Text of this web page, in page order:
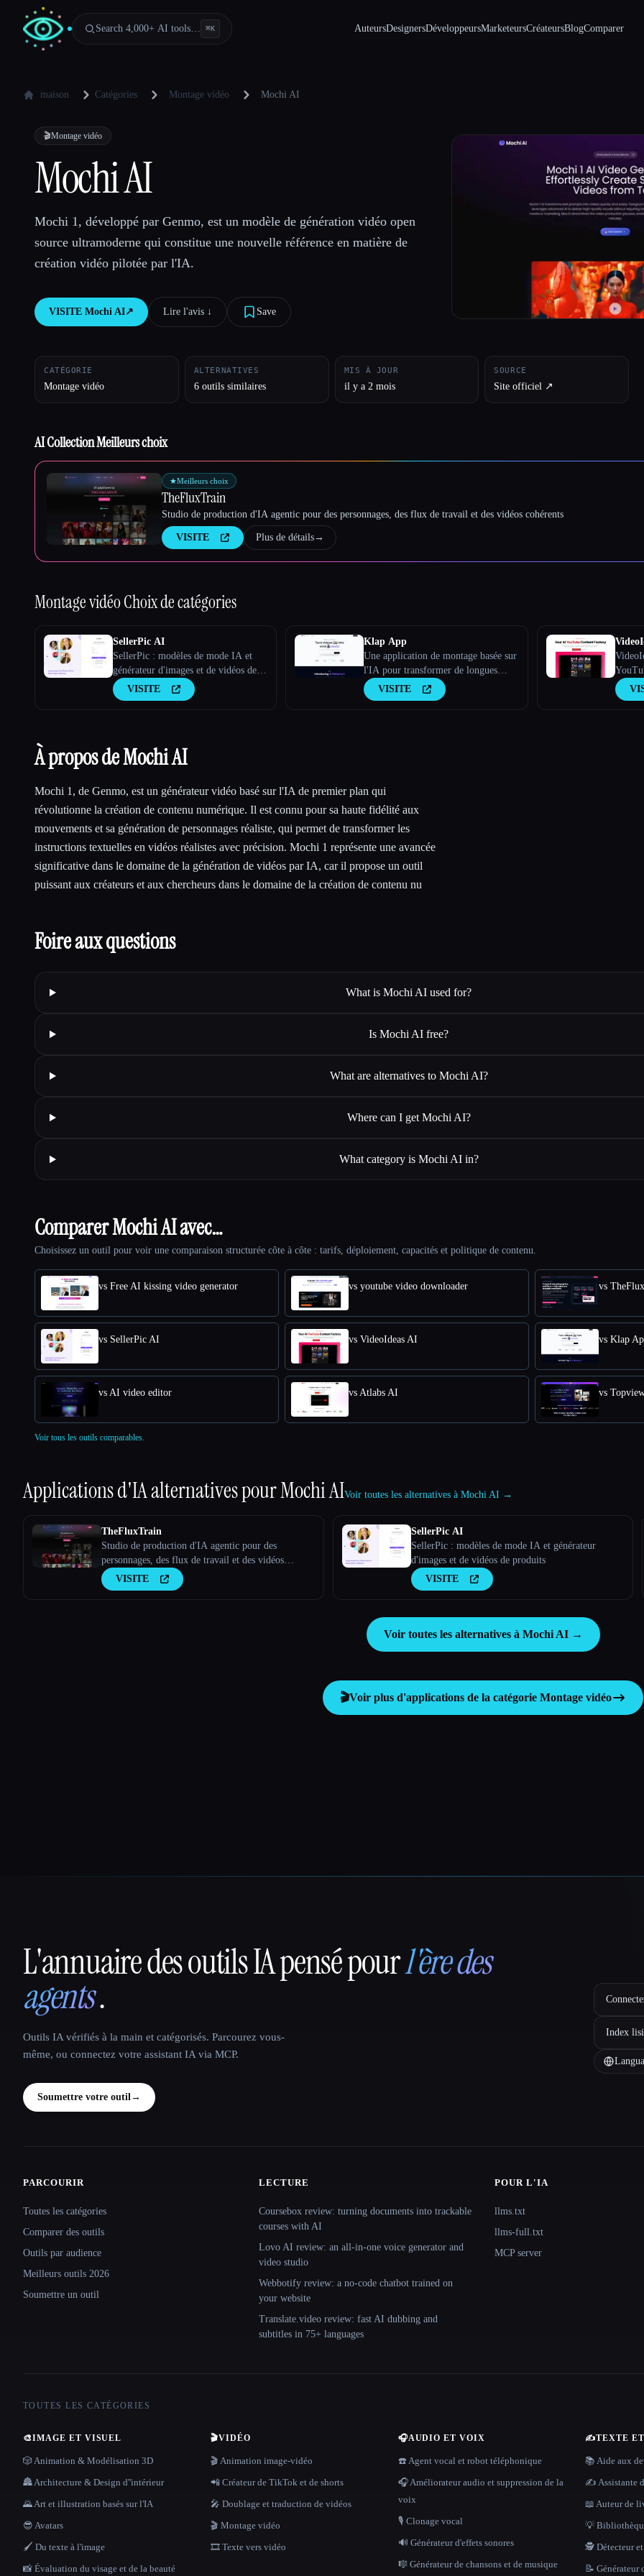
Search 4,000+ AI tools… ⌘K AuteursDesignersDéveloppeursMarketeursCréateursBlogComparer
maison Catégories Montage vidéo Mochi AI
🎬Montage vidéo
Mochi AI
Mochi 1, développé par Genmo, est un modèle de génération vidéo open
source ultramoderne qui constitue une nouvelle référence en matière de
création vidéo pilotée par l'IA.
VISITE Mochi AI↗︎ Lire l'avis ↓︎ Save
CATÉGORIE
Montage vidéo
ALTERNATIVES
6 outils similaires
MIS À JOUR
il y a 2 mois
SOURCE
Site officiel ↗︎
AI Collection Meilleurs choix
★Meilleurs choix
TheFluxTrain
Studio de production d'IA agentic pour des personnages, des flux de travail et des vidéos cohérents
VISITE Plus de détails→
Montage vidéoChoix de catégories
SellerPic AI
SellerPic : modèles de mode IA et
générateur d'images et de vidéos de
produits
VISITE
Klap App
Une application de montage basée sur
l'IA pour transformer de longues
vidéos en clips viraux
VISITE
scripts
idées
À propos de Mochi AI
Mochi 1, de Genmo, est un générateur vidéo basé sur l'IA de premier plan qui
révolutionne la création de contenu numérique. Il est connu pour sa haute fidélité aux
mouvements et sa génération de personnages réaliste, qui permet de transformer les
instructions textuelles en vidéos réalistes avec précision. Mochi 1 représente une avancée
significative dans le domaine de la génération de vidéos par IA, car il propose un outil
puissant aux créateurs et aux chercheurs dans le domaine de la création de contenu nu
Foire aux questions
What is Mochi AI used for?
Is Mochi AI free?
What are alternatives to Mochi AI?
Where can I get Mochi AI?
What category is Mochi AI in?
Comparer Mochi AI avec…
Choisissez un outil pour voir une comparaison structurée côte à côte : tarifs, déploiement, capacités et politique de contenu.
vs Free AI kissing video generator vs youtube video downloader vs
vs SellerPic AI vs VideoIdeas AI vs Klap
vs AI video editor vs Atlabs AI vs
Voir tous les outils comparables.
Applications d'IA alternatives pourMochi AIVoir toutes les alternatives à Mochi AI →
TheFluxTrain
Studio de production d'IA agentic pour des
personnages, des flux de travail et des vidéos
cohérents
VISITE
SellerPic AI
SellerPic : modèles de mode IA et générateur
d'images et de vidéos de produits
VISITE
Voir toutes les alternatives à Mochi AI →
🎬Voir plus d'applications de la catégorie Montage vidéo
That AI Collection
L'annuaire des outils IA pensé pourl'ère des
agents.
Outils IA vérifiés à la main et catégorisés. Parcourez vous-
même, ou connectez votre assistant IA via MCP.
Soumettre votre outil→
Index
Site navigation
PARCOURIR
Toutes les catégories
Comparer des outils
Outils par audience
Meilleurs outils 2026
Soumettre un outil
LECTURE
Coursebox review: turning documents into trackable
courses with AI
Lovo AI review: an all-in-one voice generator and
video studio
Webbotify review: a no-code chatbot trained on
your website
Translate.video review: fast AI dubbing and
subtitles in 75+ languages
POUR L'IA
llms.txt
llms-full.txt
MCP server
TOUTES LES CATÉGORIES
🎨IMAGE ET VISUEL
🎲 Animation & Modélisation 3D
🏯 Architecture & Design d''intérieur
🌄 Art et illustration basés sur l'IA
😎 Avatars
🖌️ Du texte à l'image
📸 Évaluation du visage et de la beauté
🎬VIDÉO
🎬 Animation image-vidéo
📲 Créateur de TikTok et de shorts
🎤 Doublage et traduction de vidéos
🎬 Montage vidéo
🎞️ Texte vers vidéo
🎧AUDIO ET VOIX
☎️ Agent vocal et robot téléphonique
🎧 Améliorateur audio et suppression de la
voix
🎙️ Clonage vocal
🔊 Générateur d'effets sonores
🎼 Générateur de chansons et de musique
✍️TEXTE
📚 Aide aux
✍️ Assistante
📖 Auteur de
💡
🕵️ Détecteur
📝 Générateur